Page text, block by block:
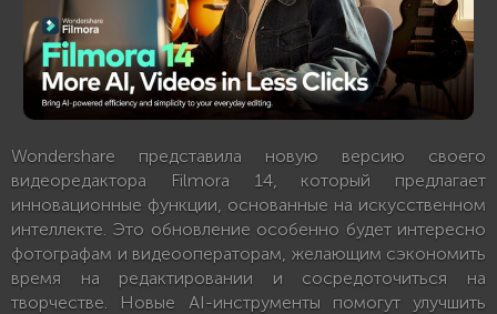
Wondershare представила новую версию своего
видеоредактора Filmora 14, который предлагает
инновационные функции, основанные на искусственном
интеллекте. Это обновление особенно будет интересно
фотографам и видеооператорам, желающим сэкономить
время на редактировании и сосредоточиться на
творчестве. Новые AI-инструменты помогут улучшить